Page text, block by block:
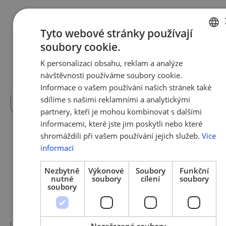
COVID Nájemné
Vláda 18.5.2020 podpořila návrh 50%
příspěvku státu na nájem podnikatelům,
kteří z důvodu opatření vlády ke
koronavirové krizi…více »
19. 5. 2020 | Tým AMSP ČR
Uvolnění nošení roušek
Od úterý 19.5.2020 nemusí nosit roušku
pracovníci v provozech s vysokou teplotou
a dále pracovníci v kancelářích při dodržení
více »
Tyto webové stránky používají
soubory cookie.
K personalizaci obsahu, reklam a analýze
návštěvnosti používáme soubory cookie.
Informace o vašem používání našich stránek také
sdílíme s našimi reklamními a analytickými
partnery, kteří je mohou kombinovat s dalšími
informacemi, které jste jim poskytli nebo které
shromáždili při vašem používání jejich služeb. Více
informací
Nezbytně
nutné
soubory
Výkonové
soubory
Soubory
cílení
Funkční
soubory